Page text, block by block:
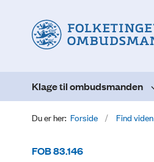
Klage til ombudsmanden
Du er her: Forside Find viden
FOB 83.146